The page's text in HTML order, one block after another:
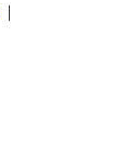
|